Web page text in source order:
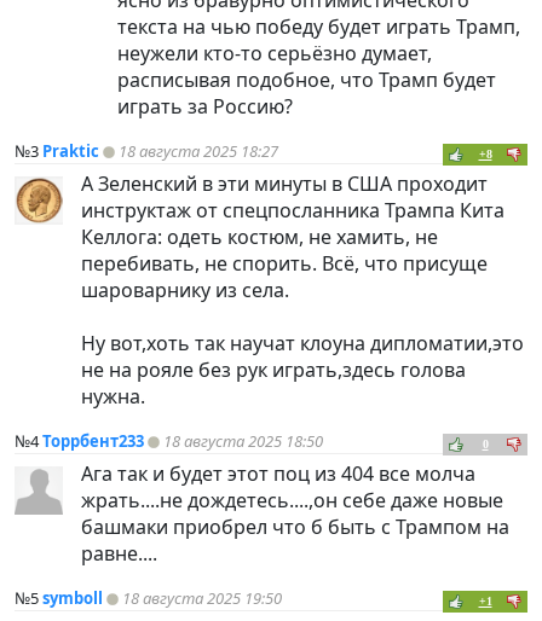
текста на чью победу будет играть Трамп,
неужели кто-то серьёзно думает,
расписывая подобное, что Трамп будет
играть за Россию?
№3 Praktic 18 августа 2025 18:27 +8
А Зеленский в эти минуты в США проходит
инструктаж от спецпосланника Трампа Кита
Келлога: одеть костюм, не хамить, не
перебивать, не спорить. Всё, что присуще
шароварнику из села.
Ну вот,хоть так научат клоуна дипломатии,это
не на рояле без рук играть,здесь голова
нужна.
№4Торрбент233 18 августа 2025 18:50 0
Ага так и будет этот поц из 404 все молча
жрать....не дождетесь....,он себе даже новые
башмаки приобрел что б быть с Трампом на
равне....
№5symboll 18 августа 2025 19:50 +1